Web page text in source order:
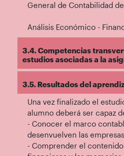
General de Contabilidad
Análisis Económico -
3.4. Competencias
estudios asociadas a la
3.5. Resultados del
Una vez finalizado el
alumno deberá ser capaz
- Conocer el marco
desenvuelven las
- Comprender el